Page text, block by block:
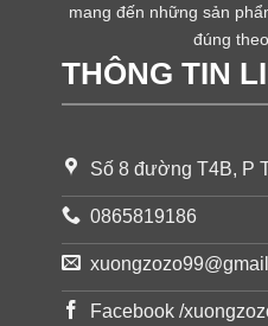
mang đến những sản
đúng
THÔNG TIN
Số 8 đường T4B, P
0865819186
Facebook /